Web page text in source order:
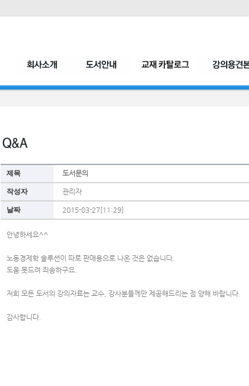
제목 도서문의
작성자 관리자
날짜 2015-03-27[11:29]
안녕하세요^^
노동경제학 솔루션이 따로 판매용으로 나온 것은 없습니다.
도움 못드려 죄송하구요.
저희 모든 도서의 강의자료는 교수, 강사분들께만 제공해드리는 점 양해 바랍니다.
감사합니다.